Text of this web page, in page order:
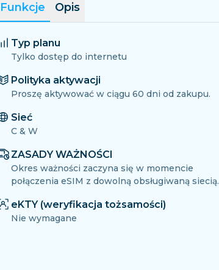
Funkcje Opis
Typ planu
Tylko dostęp do internetu
Polityka aktywacji
Proszę aktywować w ciągu 60 dni od zakupu.
Sieć
C & W
ZASADY WAŻNOŚCI
Okres ważności zaczyna się w momencie
połączenia eSIM z dowolną obsługiwaną siecią.
eKTY (weryfikacja tożsamości)
Nie wymagane